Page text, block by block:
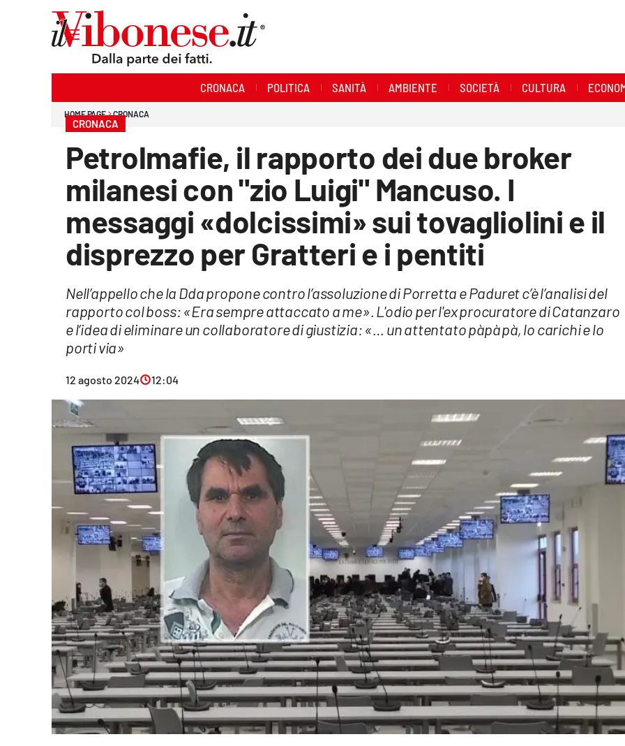
Economia e Lavoro
lacitymag.it
CRONACA POLITICA SANITÀ AMBIENTE SOCIETÀ CULTURA
HOME PAGE CRONACA
CRONACA
Petrolmafie, il rapporto dei due broker
milanesi con "zio Luigi" Mancuso. I
messaggi «dolcissimi» sui tovagliolini e il
disprezzo per Gratteri e i pentiti
Nell’appello che la Dda propone contro l’assoluzione di Porretta e Paduret c’è l’analisi del
rapporto col boss: «Era sempre attaccato a me». L'odio per l'ex procuratore di Catanzaro
e l’idea di eliminare un collaboratore di giustizia: «… un attentato pàpà pà, lo carichi e lo
porti via»
12 agosto 2024 12:04